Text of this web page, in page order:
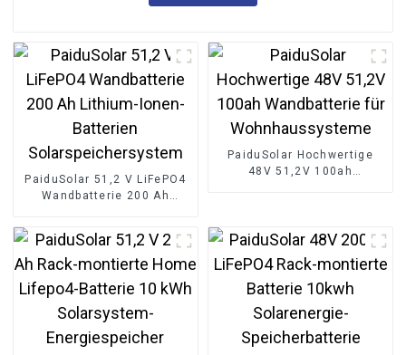
PaiduSolar 51,2 V LiFePO4
Wandbatterie 200 Ah
PaiduSolar Hochwertige
48V 51,2V 100ah